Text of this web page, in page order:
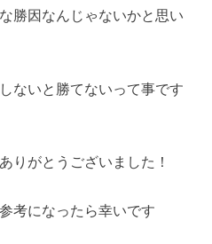
勝因なんじゃないかと思い
ないと勝てないって事です
りがとうございました！
考になったら幸いです